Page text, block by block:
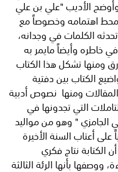
في (200) صفحة. وأوضح الأديب "علي بن علي
محط اهتمامه وخصوصاً مع
الكلمات في وجدانه،
خاطره وأيضاً مايمر به
ومنها تشكل هذا الكتاب
الكتاب بين دفتية
ومنها نصوص أدبية
التي تجدونها في
الجامزي " وهو من مواليد
2001 وهو حالياً على أعتاب السنة الأخيرة
نتاج فكري
بأنها الرئة الثالثة